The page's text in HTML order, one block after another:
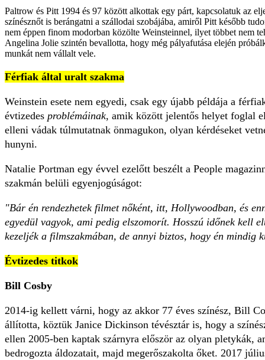
Paltrow és Pitt 1994 és 97 között alkottak egy párt, kapcsolatuk az
színésznőt is berángatni a szállodai szobájába, amiről Pitt később
nem éppen finom modorban közölte Weinsteinnel, ilyet többet nem
Angelina Jolie szintén bevallotta, hogy még pályafutása elején
munkát nem vállalt vele.
Férfiak által uralt szakma
Weinstein esete nem egyedi, csak egy újabb példája a
évtizedes problémáinak, amik között jelentős helyet foglal
elleni vádak túlmutatnak önmagukon, olyan kérdéseket
hunyni.
Natalie Portman egy évvel ezelőtt beszélt a People
szakmán belüli egyenjogúságot:
"Bár én rendezhetek filmet nőként, itt, Hollywoodban, és
egyedül vagyok, ami pedig elszomorít. Hosszú időnek kell
kezeljék a filmszakmában, de annyi biztos, hogy én mindig
Évtizedes titkok
Bill Cosby
2014-ig kellett várni, hogy az akkor 77 éves színész, Bill
állította, köztük Janice Dickinson tévésztár is, hogy a
ellen 2005-ben kaptak szárnyra először az olyan pletykák,
bedrogozta áldozatait, majd megerőszakolta őket. 2017